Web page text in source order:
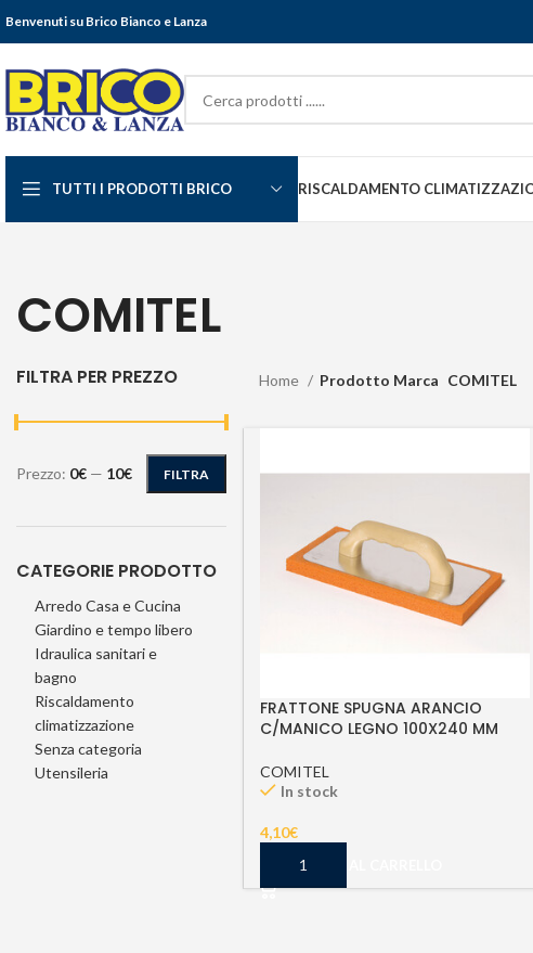
Benvenuti su Brico Bianco e Lanza
TUTTI I PRODOTTI BRICO RISCALDAMENTO
COMITEL
FILTRA PER PREZZO
FILTRA
Prezzo: 0€ — 10€
CATEGORIE PRODOTTO
Arredo Casa e Cucina
Giardino e tempo libero
Idraulica sanitari e
bagno
Riscaldamento
climatizzazione
Senza categoria
Utensileria
Home Prodotto Marca COMITEL
FRATTONE SPUGNA ARANCIO
C/MANICO LEGNO 100X240 MM
COMITEL
In stock
4,10€
AGGIUNGI AL CARRELLO